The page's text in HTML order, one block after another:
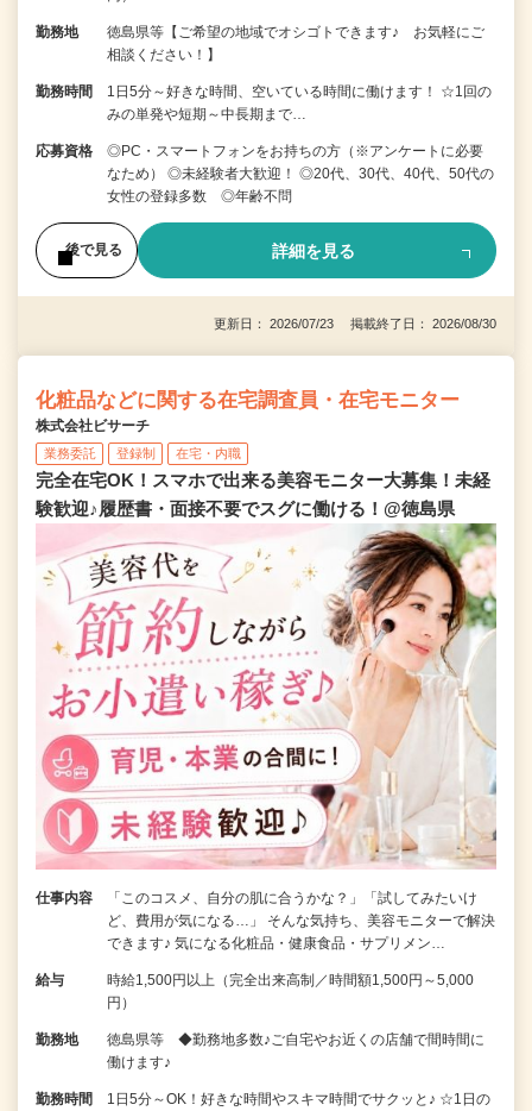
勤務地
徳島県等【ご希望の地域でオシゴトできます♪ お気軽にご
相談ください！】
勤務時間
1日5分～好きな時間、空いている時間に働けます！ ☆1回の
みの単発や短期～中長期まで…
応募資格
◎PC・スマートフォンをお持ちの方（※アンケートに必要
なため） ◎未経験者大歓迎！ ◎20代、30代、40代、50代の
女性の登録多数 ◎年齢不問
後で見る 詳細を見る
更新日： 2026/07/23 掲載終了日： 2026/08/30
化粧品などに関する在宅調査員・在宅モニター
株式会社ビサーチ
業務委託 登録制 在宅・内職
完全在宅OK！スマホで出来る美容モニター大募集！未経
験歓迎♪履歴書・面接不要でスグに働ける！@徳島県
仕事内容
「このコスメ、自分の肌に合うかな？」「試してみたいけ
ど、費用が気になる…」 そんな気持ち、美容モニターで解決
できます♪ 気になる化粧品・健康食品・サプリメン…
給与
時給1,500円以上（完全出来高制／時間額1,500円～5,000
円）
勤務地
徳島県等 ◆勤務地多数♪ご自宅やお近くの店舗で間時間に
働けます♪
勤務時間
1日5分～OK！好きな時間やスキマ時間でサクッと♪ ☆1日の